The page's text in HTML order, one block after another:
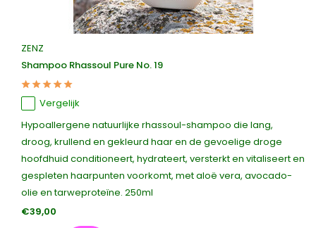
ZENZ
Shampoo Rhassoul Pure No. 19
Vergelijk
Hypoallergene natuurlijke rhassoul-shampoo die lang,
droog, krullend en gekleurd haar en de gevoelige droge
hoofdhuid conditioneert, hydrateert, versterkt en vitaliseert en
gespleten haarpunten voorkomt, met aloë vera, avocado-
olie en tarweproteïne. 250ml
€39,00